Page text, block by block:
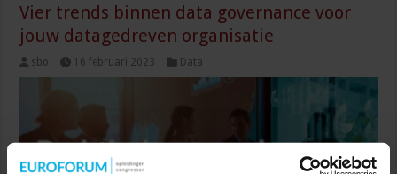
Vier trends binnen data governance voor
jouw datagedreven organisatie
sbo 16 februari 2023 Data